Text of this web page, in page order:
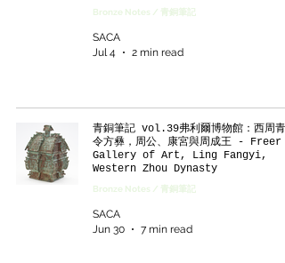
Bronze Notes / 青銅筆記
SACA
Jul 4
2 min read
青銅筆記 vol.39弗利爾博物館：西周青
令方彝，周公、康宮與周成王 - Freer
Gallery of Art, Ling Fangyi,
Western Zhou Dynasty
Bronze Notes / 青銅筆記
SACA
Jun 30
7 min read